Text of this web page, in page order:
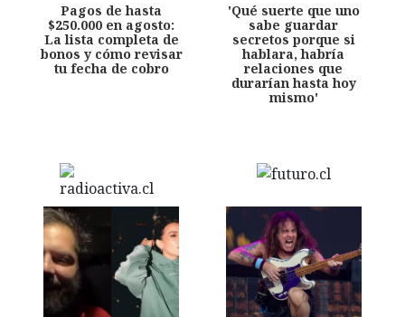
Pagos de hasta
$250.000 en agosto:
La lista completa de
bonos y cómo revisar
tu fecha de cobro
'Qué suerte que uno
sabe guardar
secretos porque si
hablara, habría
relaciones que
durarían hasta hoy
mismo'